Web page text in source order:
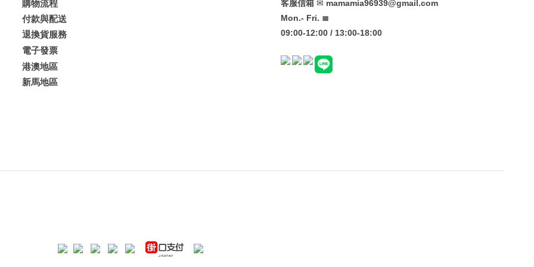
購物流程
付款與配送
退換貨服務
電子發票
港澳地區
新馬地區
客服信箱 ✉ mamamia96939@gmail.com
Mon.- Fri. ≣
09:00-12:00 / 13:00-18:00